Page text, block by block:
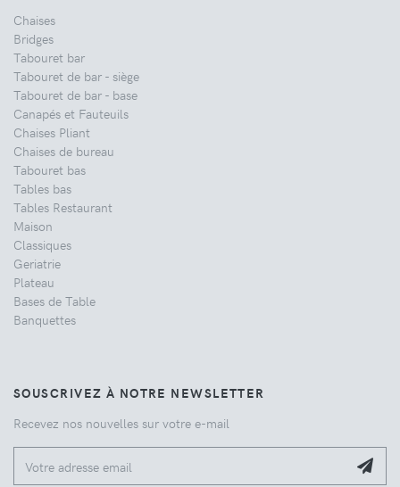
Chaises
Bridges
Tabouret bar
Tabouret de bar - siège
Tabouret de bar - base
Canapés et Fauteuils
Chaises Pliant
Chaises de bureau
Tabouret bas
Tables bas
Tables Restaurant
Maison
Classiques
Geriatrie
Plateau
Bases de Table
Banquettes
SOUSCRIVEZ À NOTRE NEWSLETTER
Recevez nos nouvelles sur votre e-mail